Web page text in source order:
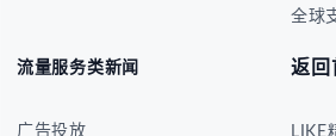
全球
流量服务类新闻
广告投放
返回